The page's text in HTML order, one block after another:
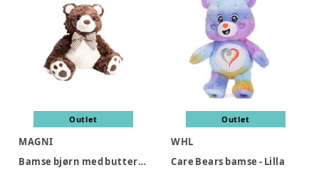
Outlet
MAGNI
Bamse bjørn med butterfly, 25 cm
Outlet
WHL
Care Bears bamse - Lilla